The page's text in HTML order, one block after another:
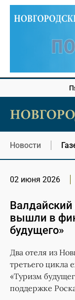
Новости
02 июня 2026
Валдайский
вышли в
будущего»
Два отеля из
третьего цикла
«Туризм
поддержке